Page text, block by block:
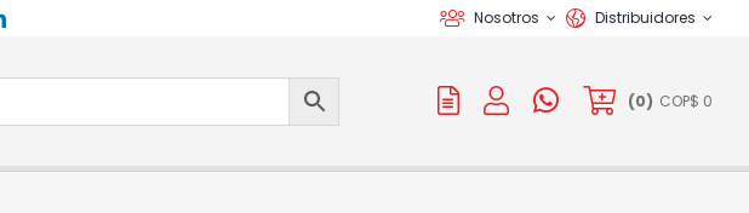
Nosotros Distribuidores
(0) COP$ 0